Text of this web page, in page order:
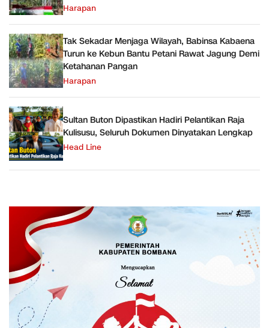
Harapan
Tak Sekadar Menjaga Wilayah, Babinsa Kabaena
Turun ke Kebun Bantu Petani Rawat Jagung Demi
Ketahanan Pangan
Harapan
Sultan Buton Dipastikan Hadiri Pelantikan Raja
Kulisusu, Seluruh Dokumen Dinyatakan Lengkap
Head Line